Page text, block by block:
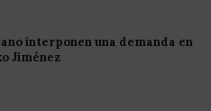
interponen una demanda en
Jiménez